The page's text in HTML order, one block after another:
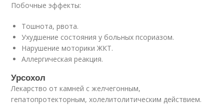
Побочные эффекты:
Тошнота, рвота.
Ухудшение состояния у больных псориазом.
Нарушение моторики ЖКТ.
Аллергическая реакция.
Урсохол
Лекарство от камней с желчегонным,
гепатопротекторным, холелитолитическим действием.